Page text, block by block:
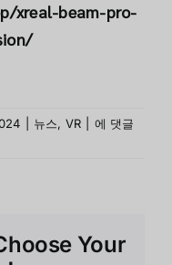
xreal-beam-pro-
뉴스, VR
แนะ
ต้อง
에 댓글
Your